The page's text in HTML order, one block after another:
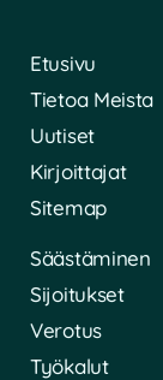
Etusivu
Tietoa Meista
Uutiset
Kirjoittajat
Sitemap
Säästäminen
Sijoitukset
Verotus
Työkalut